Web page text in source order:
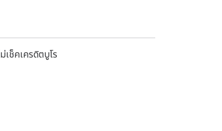
ช็คเครดิตบูโร